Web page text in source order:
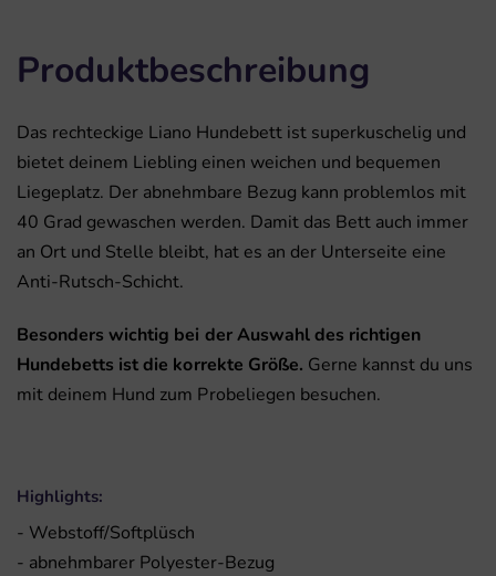
Produktbeschreibung
Das rechteckige Liano Hundebett ist superkuschelig und
bietet deinem Liebling einen weichen und bequemen
Liegeplatz. Der abnehmbare Bezug kann problemlos mit
40 Grad gewaschen werden. Damit das Bett auch immer
an Ort und Stelle bleibt, hat es an der Unterseite eine
Anti-Rutsch-Schicht.
Besonders wichtig bei der Auswahl des richtigen
Hundebetts ist die korrekte Größe. Gerne kannst du uns
mit deinem Hund zum Probeliegen besuchen.
Highlights:
- Webstoff/Softplüsch
- abnehmbarer Polyester-Bezug